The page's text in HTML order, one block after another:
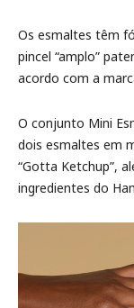
Os esmaltes têm
pincel “amplo”
acordo com a
O conjunto Mini
dois esmaltes em
“Gotta Ketchup”,
ingredientes do